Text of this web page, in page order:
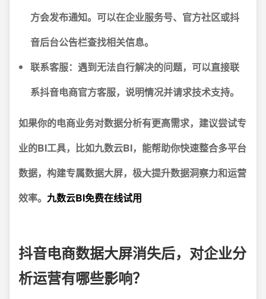
方会发布通知。可以在企业服务号、官方社区或抖
音后台公告栏查找相关信息。
联系客服： 遇到无法自行解决的问题，可以直接联
系抖音电商官方客服，说明情况并请求技术支持。
如果你的电商业务对数据分析有更高需求，建议尝试专
业的BI工具，比如九数云BI，能帮助你快速整合多平台
数据，构建专属数据大屏，极大提升数据洞察力和运营
效率。 九数云BI免费在线试用
抖音电商数据大屏消失后，对企业分
析运营有哪些影响？